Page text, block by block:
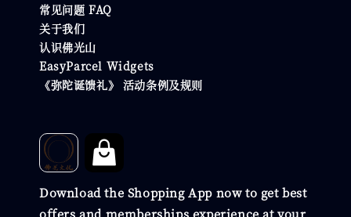
常见问题 FAQ
关于我们
认识佛光山
EasyParcel Widgets
《弥陀诞馈礼》 活动条例及规则
Download the Shopping App now to get best
offers and memberships experience at your